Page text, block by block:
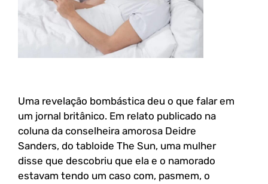
Uma revelação bombástica deu o que falar em
um jornal britânico. Em relato publicado na
coluna da conselheira amorosa Deidre
Sanders, do tabloide The Sun, uma mulher
disse que descobriu que ela e o namorado
estavam tendo um caso com, pasmem, o